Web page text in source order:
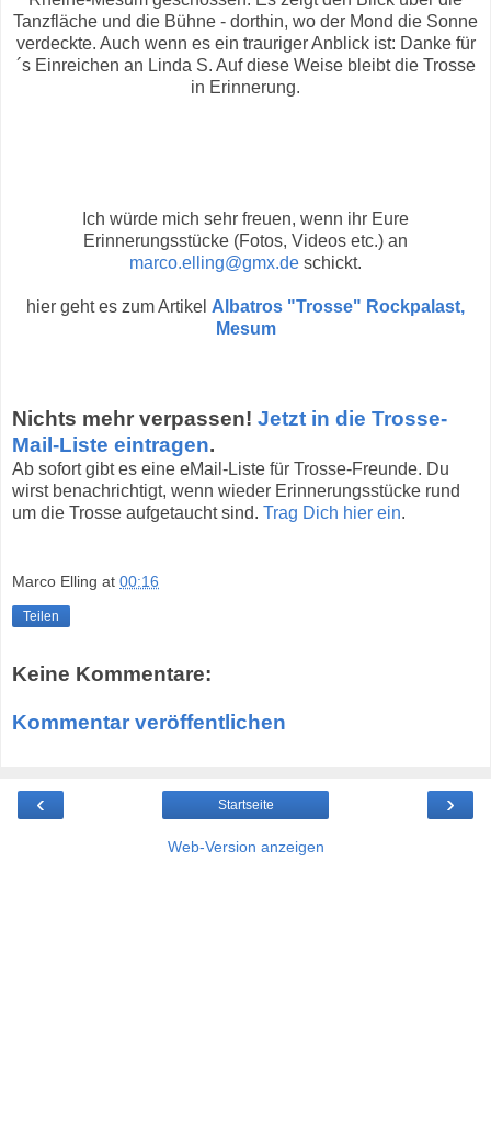
Tanzfläche und die Bühne - dorthin, wo der Mond die Sonne
verdeckte. Auch wenn es ein trauriger Anblick ist: Danke für
´s Einreichen an Linda S. Auf diese Weise bleibt die Trosse
in Erinnerung.
Ich würde mich sehr freuen, wenn ihr Eure
Erinnerungsstücke (Fotos, Videos etc.) an
marco.elling@gmx.de schickt.
hier geht es zum Artikel Albatros "Trosse" Rockpalast,
Mesum
Nichts mehr verpassen! Jetzt in die Trosse-
Mail-Liste eintragen.
Ab sofort gibt es eine eMail-Liste für Trosse-Freunde. Du
wirst benachrichtigt, wenn wieder Erinnerungsstücke rund
um die Trosse aufgetaucht sind. Trag Dich hier ein.
Marco Elling at 00:16
Teilen
Keine Kommentare:
Kommentar veröffentlichen
‹ ›
Startseite
Web-Version anzeigen